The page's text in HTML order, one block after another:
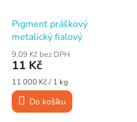
Pigment práškový
metalický fialový
9,09 Kč bez DPH
11 Kč
Měrná
cena:
11 000 Kč / 1 kg
Do košíku